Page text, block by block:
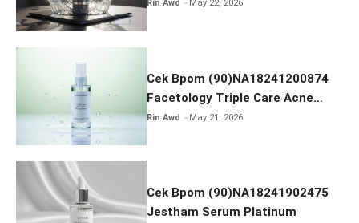
Rin Awd May 22, 2026
Cek Bpom (90)NA18241200874
Facetology Triple Care Acne
Calm Micellar Water
Rin Awd May 21, 2026
Cek Bpom (90)NA18241902475
Jestham Serum Platinum